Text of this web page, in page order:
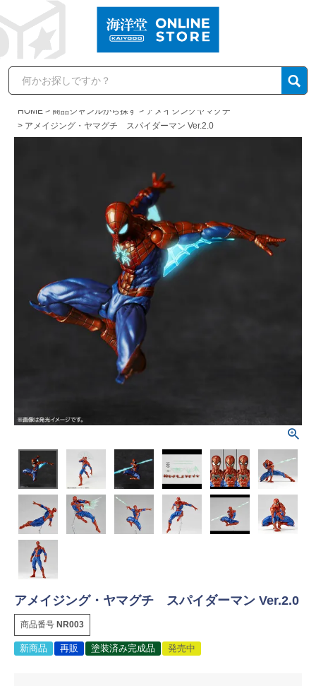
HOME 商品ジャンルから探す
アメイジングヤマグチ
アメイジング・ヤマグチ スパイダーマン Ver.2.0
アメイジング・ヤマグチ スパイダーマン Ver.2.0
商品番号 NR003
新商品 再販 塗装済み完成品 発売中